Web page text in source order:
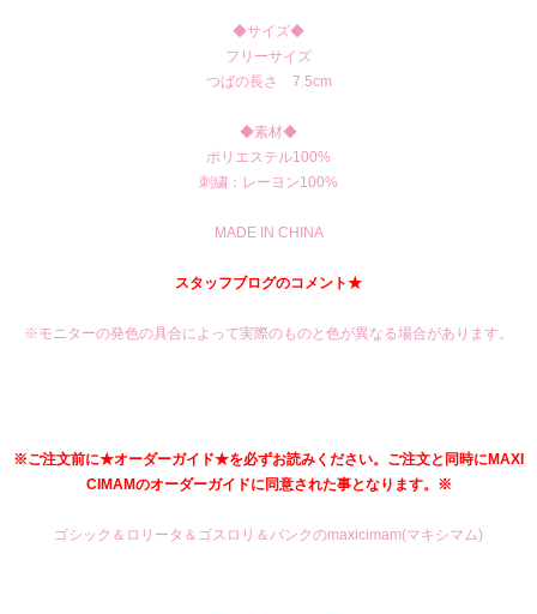
◆サイズ◆
フリーサイズ
つばの長さ 7.5cm
◆素材◆
ポリエステル100%
刺繍：レーヨン100%
MADE IN CHINA
スタッフブログのコメント★
※モニターの発色の具合によって実際のものと色が異なる場合があります。
※ご注文前に★オーダーガイド★を必ずお読みください。ご注文と同時にMAXI
CIMAMのオーダーガイドに同意された事となります。※
ゴシック＆ロリータ＆ゴスロリ＆パンクのmaxicimam(マキシマム)